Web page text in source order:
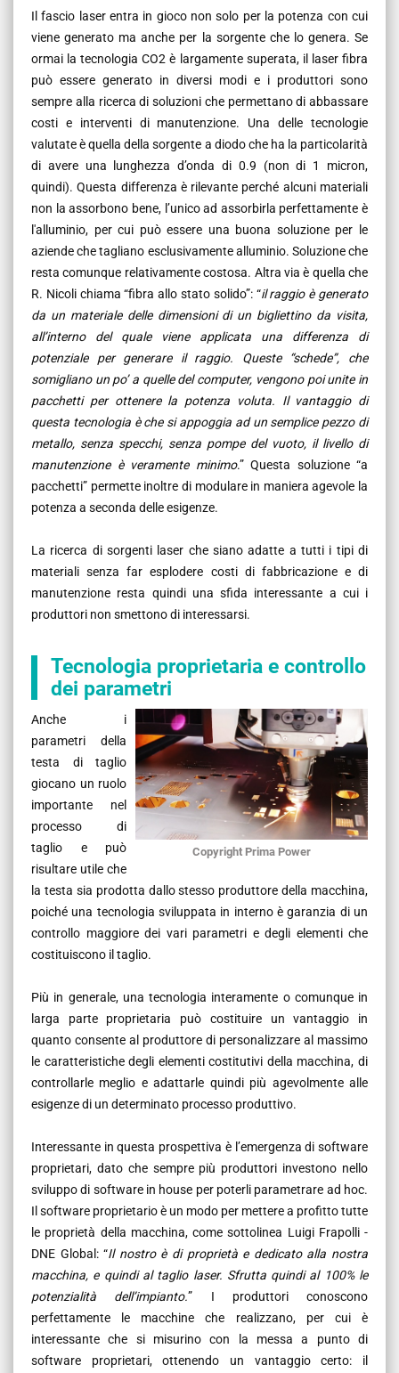
Il fascio laser entra in gioco non solo per la potenza con cui
viene generato ma anche per la sorgente che lo genera. Se
ormai la tecnologia CO2 è largamente superata, il laser fibra
può essere generato in diversi modi e i produttori sono
sempre alla ricerca di soluzioni che permettano di abbassare
costi e interventi di manutenzione. Una delle tecnologie
valutate è quella della sorgente a diodo che ha la particolarità
di avere una lunghezza d’onda di 0.9 (non di 1 micron,
quindi). Questa differenza è rilevante perché alcuni materiali
non la assorbono bene, l’unico ad assorbirla perfettamente è
l'alluminio, per cui può essere una buona soluzione per le
aziende che tagliano esclusivamente alluminio. Soluzione che
resta comunque relativamente costosa. Altra via è quella che
R. Nicoli chiama “fibra allo stato solido”: “il raggio è generato
da un materiale delle dimensioni di un bigliettino da visita,
all’interno del quale viene applicata una differenza di
potenziale per generare il raggio. Queste “schede”, che
somigliano un po’ a quelle del computer, vengono poi unite in
pacchetti per ottenere la potenza voluta. Il vantaggio di
questa tecnologia è che si appoggia ad un semplice pezzo di
metallo, senza specchi, senza pompe del vuoto, il livello di
manutenzione è veramente minimo.” Questa soluzione “a
pacchetti” permette inoltre di modulare in maniera agevole la
potenza a seconda delle esigenze.
La ricerca di sorgenti laser che siano adatte a tutti i tipi di
materiali senza far esplodere costi di fabbricazione e di
manutenzione resta quindi una sfida interessante a cui i
produttori non smettono di interessarsi.
Tecnologia proprietaria e controllo
dei parametri
Copyright Prima Power
Anche i
parametri della
testa di taglio
giocano un ruolo
importante nel
processo di
taglio e può
risultare utile che
la testa sia prodotta dallo stesso produttore della macchina,
poiché una tecnologia sviluppata in interno è garanzia di un
controllo maggiore dei vari parametri e degli elementi che
costituiscono il taglio.
Più in generale, una tecnologia interamente o comunque in
larga parte proprietaria può costituire un vantaggio in
quanto consente al produttore di personalizzare al massimo
le caratteristiche degli elementi costitutivi della macchina, di
controllarle meglio e adattarle quindi più agevolmente alle
esigenze di un determinato processo produttivo.
Interessante in questa prospettiva è l’emergenza di software
proprietari, dato che sempre più produttori investono nello
sviluppo di software in house per poterli parametrare ad hoc.
Il software proprietario è un modo per mettere a profitto tutte
le proprietà della macchina, come sottolinea Luigi Frapolli -
DNE Global: “Il nostro è di proprietà e dedicato alla nostra
macchina, e quindi al taglio laser. Sfrutta quindi al 100% le
potenzialità dell’impianto.” I produttori conoscono
perfettamente le macchine che realizzano, per cui è
interessante che si misurino con la messa a punto di
software proprietari, ottenendo un vantaggio certo: il